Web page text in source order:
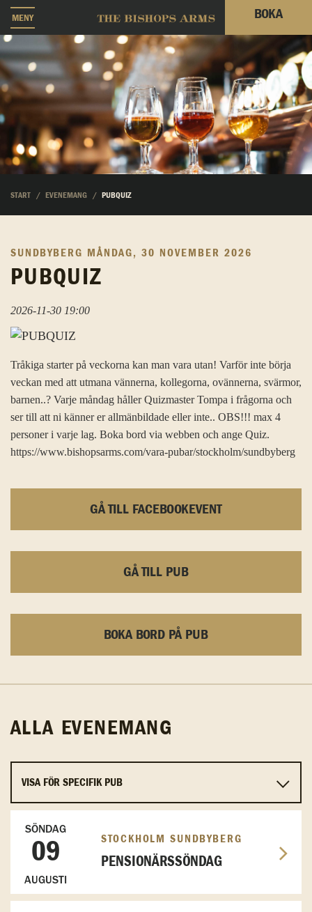
MENY BOKA
START EVENEMANG PUBQUIZ
SUNDBYBERG MÅNDAG, 30 NOVEMBER 2026
PUBQUIZ
2026-11-30 19:00
Tråkiga starter på veckorna kan man vara utan! Varför inte börja
veckan med att utmana vännerna, kollegorna, ovännerna, svärmor,
barnen..? Varje måndag håller Quizmaster Tompa i frågorna och
ser till att ni känner er allmänbildade eller inte.. OBS!!! max 4
personer i varje lag. Boka bord via webben och ange Quiz.
https://www.bishopsarms.com/vara-pubar/stockholm/sundbyberg
GÅ TILL FACEBOOKEVENT
GÅ TILL PUB
BOKA BORD PÅ PUB
ALLA EVENEMANG
SÖNDAG
09
AUGUSTI
STOCKHOLM SUNDBYBERG
PENSIONÄRSSÖNDAG